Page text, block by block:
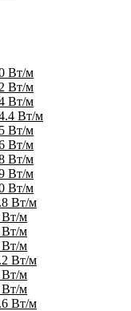
Вт/м
Вт/м
Вт/м
Вт/м
Вт/м
Вт/м
Вт/м
Вт/м
Вт/м
Вт/м
Вт/м
Вт/м
Вт/м
Вт/м
Вт/м
Вт/м
Вт/м